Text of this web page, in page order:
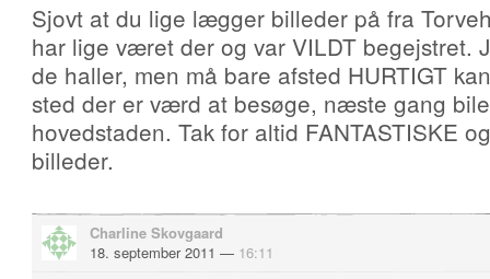
Sjovt at du lige lægger billeder på fra
har lige været der og var VILDT begejstret.
de haller, men må bare afsted HURTIGT
sted der er værd at besøge, næste gang
hovedstaden. Tak for altid FANTASTISKE
billeder.
Charline Skovgaard
18. september 2011 — 16:11